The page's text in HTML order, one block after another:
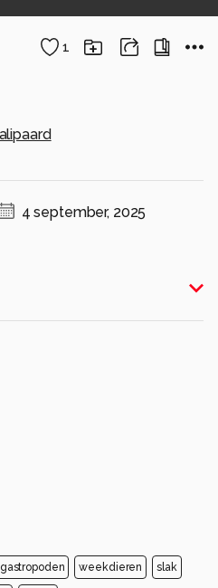
1
4 september, 2025
gastropoden weekdieren slak